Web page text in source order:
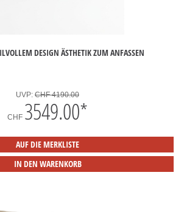
DESIGN ÄSTHETIK ZUM ANFASSEN
UVP: CHF 4190.00
CHF 3549.00*
AUF DIE MERKLISTE
IN DEN WARENKORB